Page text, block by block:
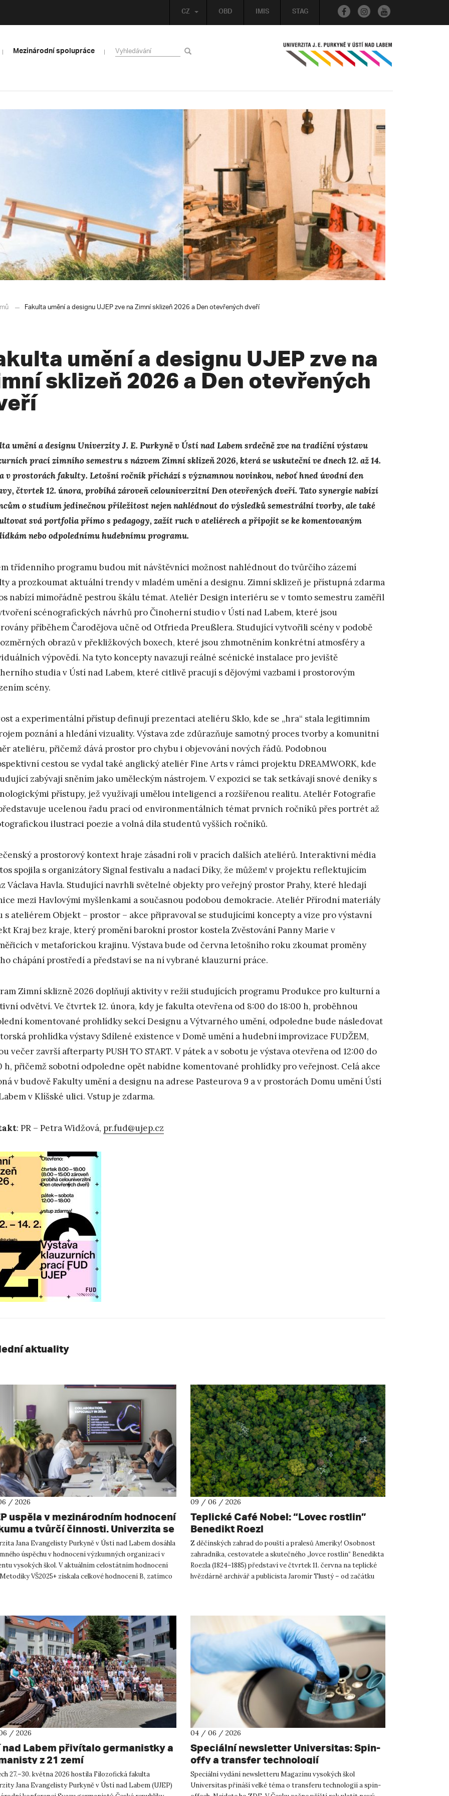
OBD IMIS STAG
CZ
Mezinárodní spolupráce
Fakulta umění a designu UJEP zve na Zimní sklizeň 2026 a Den otevřených dveří
umění a designu UJEP zve na
sklizeň 2026 a Den otevřených
umění a designu Univerzity J. E. Purkyně v Ústí nad Labem srdečně zve na tradiční výstavu
prací zimního semestru s názvem Zimní sklizeň 2026, která se uskuteční ve dnech 12. až 14.
v prostorách fakulty. Letošní ročník přichází s významnou novinkou, neboť hned úvodní den
čtvrtek 12. února, probíhá zároveň celouniverzitní Den otevřených dveří. Tato synergie nabízí
o studium jedinečnou příležitost nejen nahlédnout do výsledků semestrální tvorby, ale také
svá portfolia přímo s pedagogy, zažít ruch v ateliérech a připojit se ke komentovaným
nebo odpolednímu hudebnímu programu.
třídenního programu budou mít návštěvníci možnost nahlédnout do tvůrčího zázemí
a prozkoumat aktuální trendy v mladém umění a designu. Zimní sklizeň je přístupná zdarma
nabízí mimořádně pestrou škálu témat. Ateliér Design interiéru se v tomto semestru zaměřil
scénografických návrhů pro Činoherní studio v Ústí nad Labem, které jsou
příběhem Čarodějova učně od Otfrieda Preußlera. Studující vytvořili scény v podobě
obrazů v překližkových boxech, které jsou zhmotněním konkrétní atmosféry a
výpovědí. Na tyto koncepty navazují reálné scénické instalace pro jeviště
studia v Ústí nad Labem, které citlivě pracují s dějovými vazbami i prostorovým
scény.
a experimentální přístup definují prezentaci ateliéru Sklo, kde se „hra“ stala legitimním
poznání a hledání vizuality. Výstava zde zdůrazňuje samotný proces tvorby a komunitní
ateliéru, přičemž dává prostor pro chybu i objevování nových řádů. Podobnou
cestou se vydal také anglický ateliér Fine Arts v rámci projektu DREAMWORK, kde
zabývají sněním jako uměleckým nástrojem. V expozici se tak setkávají snové deníky s
přístupy, jež využívají umělou inteligenci a rozšířenou realitu. Ateliér Fotografie
ucelenou řadu prací od environmentálních témat prvních ročníků přes portrét až
ilustraci poezie a volná díla studentů vyšších ročníků.
a prostorový kontext hraje zásadní roli v pracích dalších ateliérů. Interaktivní média
spojila s organizátory Signal festivalu a nadací Díky, že můžem! v projektu reflektujícím
Václava Havla. Studující navrhli světelné objekty pro veřejný prostor Prahy, které hledají
mezi Havlovými myšlenkami a současnou podobou demokracie. Ateliér Přírodní materiály
s ateliérem Objekt – prostor – akce připravoval se studujícími koncepty a vize pro výstavní
Kraj bez kraje, který promění barokní prostor kostela Zvěstování Panny Marie v
v metaforickou krajinu. Výstava bude od června letošního roku zkoumat proměny
chápání prostředí a představí se na ní vybrané klauzurní práce.
Zimní sklizně 2026 doplňují aktivity v režii studujících programu Produkce pro kulturní a
odvětví. Ve čtvrtek 12. února, kdy je fakulta otevřena od 8:00 do 18:00 h, proběhnou
komentované prohlídky sekcí Designu a Výtvarného umění, odpoledne bude následovat
prohlídka výstavy Sdílené existence v Domě umění a hudební improvizace FUDŽEM,
večer završí afterparty PUSH TO START. V pátek a v sobotu je výstava otevřena od 12:00 do
h, přičemž sobotní odpoledne opět nabídne komentované prohlídky pro veřejnost. Celá akce
v budově Fakulty umění a designu na adrese Pasteurova 9 a v prostorách Domu umění Ústí
v Klíšské ulici. Vstup je zdarma.
: PR – Petra Widžová, pr.fud@ujep.cz
aktuality
/ 2026
uspěla v mezinárodním hodnocení
a tvůrčí činnosti. Univerzita se
z hodnocení C na B, a patří tak
nejlepší regionální univerzity v ČR.
Jana Evangelisty Purkyně v Ústí nad Labem dosáhla
úspěchu v hodnocení výzkumných organizací v
vysokých škol. V aktuálním celostátním hodnocení
VŠ2025+ získala celkové hodnocení B, zatímco
09 / 06 / 2026
Teplické Café Nobel: “Lovec rostlin”
Benedikt Roezl
Z děčínských zahrad do pouští a pralesů Ameriky! Osobnost
zahradníka, cestovatele a skutečného „lovce rostlin“ Benedikta
Roezla (1824–1885) představí ve čtvrtek 11. června na teplické
hvězdárně archivář a publicista Jaromír Tlustý – od začátku
/ 2026
nad Labem přivítalo germanistky a
z 21 zemí
27.–30. května 2026 hostila Filozofická fakulta
Jana Evangelisty Purkyně v Ústí nad Labem (UJEP)
04 / 06 / 2026
Speciální newsletter Universitas: Spin-
offy a transfer technologií
Speciální vydání newsletteru Magazínu vysokých škol
Universitas přináší velké téma o transferu technologií a spin-